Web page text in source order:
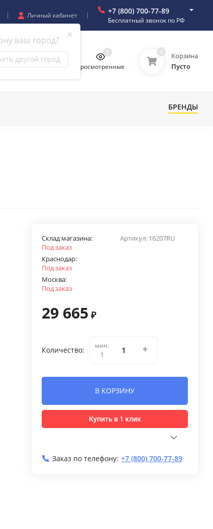
✖
ваш город?
другой город
Личный кабинет +7 (800) 700-77-89
Бесплатный звонок по РФ
Просмотренные
0 0
Корзина
Пусто
БРЕНДЫ
Артикул: 16207RU
Склад магазина:
Под заказ
Краснодар:
Под заказ
Москва:
Под заказ
29 665 ₽
Количество:
мин.
1
В КОРЗИНУ
Купить в 1 клик
Заказ по телефону: +7 (800) 700-77-89